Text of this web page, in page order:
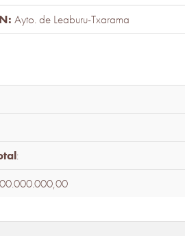
Ayto. de Leaburu-Txarama
: